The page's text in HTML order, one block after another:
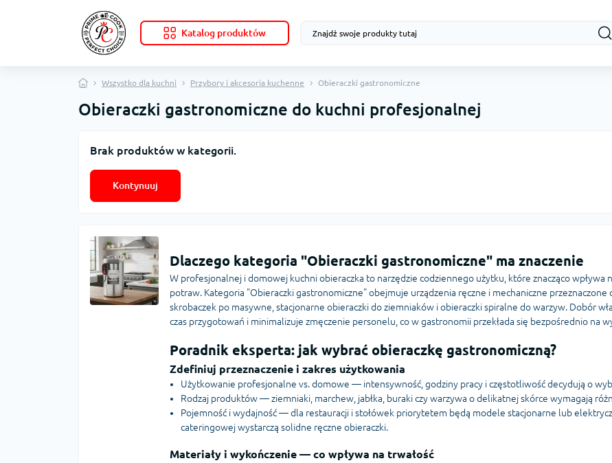
Katalog produktów
Wszystko dla kuchni Przybory i akcesoria kuchenne Obieraczki gastronomiczne
Obieraczki gastronomiczne do kuchni profesjonalnej
Brak produktów w kategorii.
Kontynuuj
Dlaczego kategoria "Obieraczki gastronomiczne" ma znaczenie
W profesjonalnej i domowej kuchni obieraczka to narzędzie codziennego użytku, które znacząco
potraw. Kategoria "Obieraczki gastronomiczne" obejmuje urządzenia ręczne i mechaniczne
skrobaczek po masywne, stacjonarne obieraczki do ziemniaków i obieraczki spiralne do warzyw. Dobór
czas przygotowań i minimalizuje zmęczenie personelu, co w gastronomii przekłada się bezpośrednio na
Poradnik eksperta: jak wybrać obieraczkę gastronomiczną?
Zdefiniuj przeznaczenie i zakres użytkowania
Użytkowanie profesjonalne vs. domowe — intensywność, godziny pracy i częstotliwość decydują o
Rodzaj produktów — ziemniaki, marchew, jabłka, buraki czy warzywa o delikatnej skórce wymagają
Pojemność i wydajność — dla restauracji i stołówek priorytetem będą modele stacjonarne lub
cateringowej wystarczą solidne ręczne obieraczki.
Materiały i wykończenie — co wpływa na trwałość